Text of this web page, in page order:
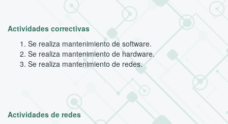
Actividades correctivas
Se realiza mantenimiento de software.
Se realiza mantenimiento de hardware.
Se realiza mantenimiento de redes.
Actividades de redes